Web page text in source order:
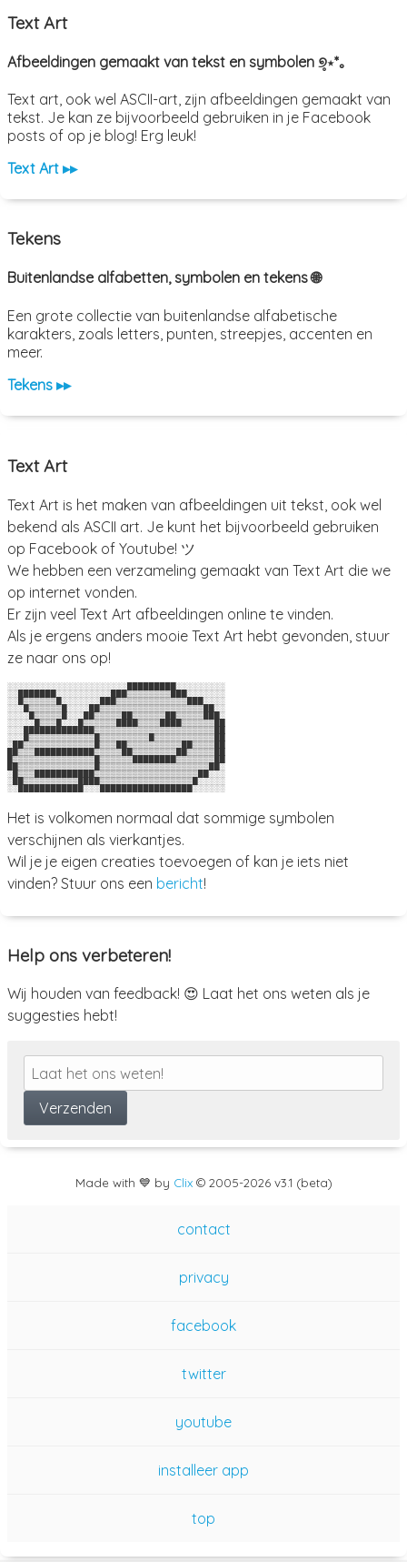
Text Art
Afbeeldingen gemaakt van tekst en symbolen ୭̥⋆*｡
Text art, ook wel ASCII-art, zijn afbeeldingen gemaakt van
tekst. Je kan ze bijvoorbeeld gebruiken in je Facebook
posts of op je blog! Erg leuk!
Text Art ▸▸
Tekens
Buitenlandse alfabetten, symbolen en tekens 🌐
Een grote collectie van buitenlandse alfabetische
karakters, zoals letters, punten, streepjes, accenten en
meer.
Tekens ▸▸
Text Art
Text Art is het maken van afbeeldingen uit tekst, ook wel
bekend als ASCII art. Je kunt het bijvoorbeeld gebruiken
op Facebook of Youtube! ツ
We hebben een verzameling gemaakt van Text Art die we
op internet vonden.
Er zijn veel Text Art afbeeldingen online te vinden.
Als je ergens anders mooie Text Art hebt gevonden, stuur
ze naar ons op!
░░░░░░░░░░░░░░░░░░░░░░█████████░░░░░░░░░
░░███████░░░░░░░░░░███▒▒▒▒▒▒▒▒███░░░░░░░
░░█▒▒▒▒▒▒█░░░░░░░███▒▒▒▒▒▒▒▒▒▒▒▒▒███░░░░
░░░█▒▒▒▒▒▒█░░░░██▒▒▒▒▒▒▒▒▒▒▒▒▒▒▒▒▒▒▒██░░
░░░░█▒▒▒▒▒█░░░██▒▒▒▒▒██▒▒▒▒▒▒██▒▒▒▒▒███░
░░░░░█▒▒▒█░░░█▒▒▒▒▒▒████▒▒▒▒████▒▒▒▒▒▒██
░░░█████████████▒▒▒▒▒▒▒▒▒▒▒▒▒▒▒▒▒▒▒▒▒▒██
░░░█▒▒▒▒▒▒▒▒▒▒▒▒█▒▒▒▒▒▒▒▒▒█▒▒▒▒▒▒▒▒▒▒▒██
░██▒▒▒▒▒▒▒▒▒▒▒▒▒█▒▒▒██▒▒▒▒▒▒▒▒▒▒██▒▒▒▒██
██▒▒▒███████████▒▒▒▒▒██▒▒▒▒▒▒▒▒██▒▒▒▒▒██
█▒▒▒▒▒▒▒▒▒▒▒▒▒▒▒█▒▒▒▒▒▒████████▒▒▒▒▒▒▒██
██▒▒▒▒▒▒▒▒▒▒▒▒▒▒█▒▒▒▒▒▒▒▒▒▒▒▒▒▒▒▒▒▒▒▒██░
░█▒▒▒███████████▒▒▒▒▒▒▒▒▒▒▒▒▒▒▒▒▒▒▒██░░░
░██▒▒▒▒▒▒▒▒▒▒████▒▒▒▒▒▒▒▒▒▒▒▒▒▒▒▒▒█░░░░░
Het is volkomen normaal dat sommige symbolen
verschijnen als vierkantjes.
Wil je je eigen creaties toevoegen of kan je iets niet
vinden? Stuur ons een bericht!
Help ons verbeteren!
Wij houden van feedback! 😍 Laat het ons weten als je
suggesties hebt!
Made with 💙 by Clix© 2005-2026 v3.1 (beta)
contact
privacy
facebook
twitter
youtube
installeer app
top